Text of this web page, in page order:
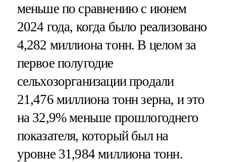
меньше по сравнению с июнем
2024 года, когда было реализовано
4,282 миллиона тонн. В целом за
первое полугодие
сельхозорганизации продали
21,476 миллиона тонн зерна, и это
на 32,9% меньше прошлогоднего
показателя, который был на
уровне 31,984 миллиона тонн.